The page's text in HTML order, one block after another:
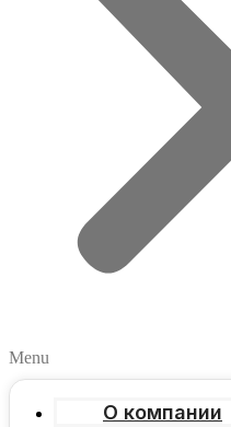
Menu
О компании